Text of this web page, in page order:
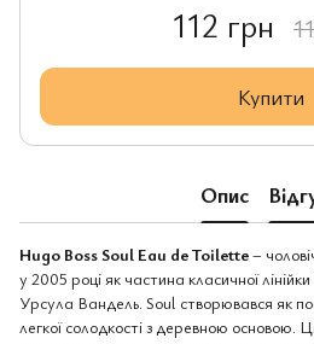
112 грн
Купити
Опис
Hugo Boss Soul Eau de Toilette–
у 2005 році як частина класичної
Урсула Вандель. Soul створювався як
легкої солодкості з деревною основою.